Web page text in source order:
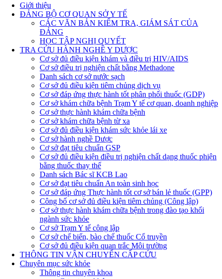
Giới thiệu
ĐẢNG BỘ CƠ QUAN SỞ Y TẾ
CÁC VĂN BẢN KIỂM TRA, GIÁM SÁT CỦA
ĐẢNG
HỌC TẬP NGHỊ QUYẾT
TRA CỨU HÀNH NGHỀ Y DƯỢC
Cơ sở đủ điều kiện khám và điều trị HIV/AIDS
Cơ sở điều trị nghiện chất bằng Methadone
Danh sách cơ sở nước sạch
Cơ sở đủ điều kiện tiêm chủng dịch vụ
Cơ sở đáp ứng thực hành tốt phân phối thuốc (GDP)
Cơ sở khám chữa bệnh Trạm Y tế cơ quan, doanh nghiệp
Cơ sở thực hành khám chữa bệnh
Cơ sở khám chữa bệnh từ xa
Cơ sở đủ điều kiện khám sức khỏe lái xe
Cơ sở hành nghề Dược
Cơ sở đạt tiêu chuẩn GSP
Cơ sở đủ điều kiện điều trị nghiện chất dạng thuốc phiện
bằng thuốc thay thế
Danh sách Bác sĩ KCB Lao
Cơ sở đạt tiêu chuẩn An toàn sinh học
Cơ sở đáp ứng Thực hành tốt cơ sở bán lẻ thuốc (GPP)
Công bố cơ sở đủ điều kiện tiêm chủng (Công lập)
Cơ sở thực hành khám chữa bệnh trong đào tạo khối
ngành sức khỏe
Cơ sở Trạm Y tế công lập
Cơ sở chế biến, bào chế thuốc Cổ truyền
Cơ sở đủ điều kiện quan trắc Môi trường
THÔNG TIN VẬN CHUYỂN CẤP CỨU
Chuyên mục sức khỏe
Thông tin chuyên khoa